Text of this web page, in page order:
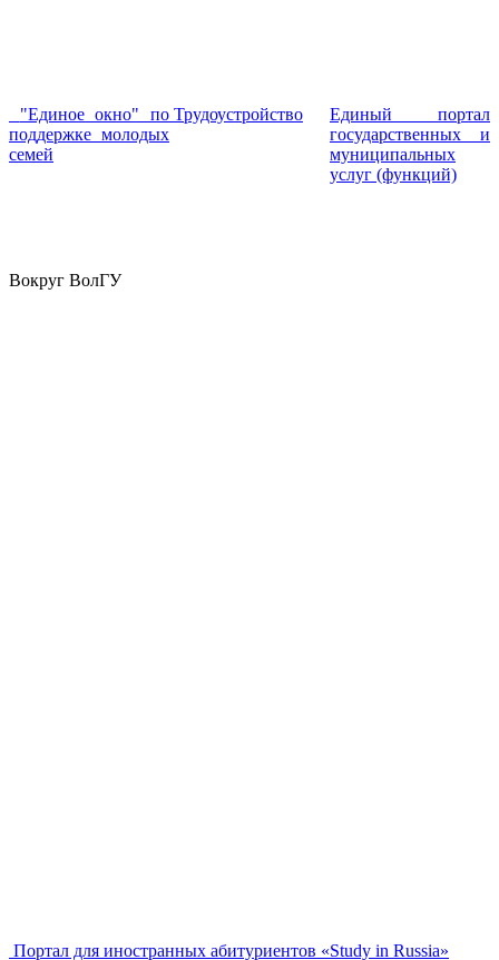
"Единое окно" по
поддержке молодых
семей
Трудоустройство
Единый портал
государственных и
муниципальных
услуг (функций)
Вокруг ВолГУ
Портал для иностранных абитуриентов «Study in Russia»